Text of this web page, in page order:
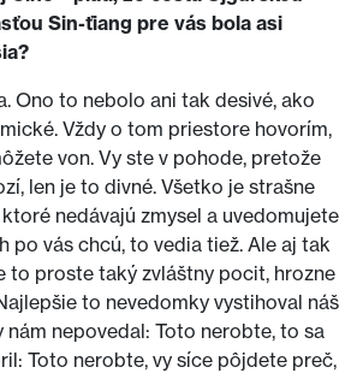
Sin-ťiang pre vás bola asi
Ono to nebolo ani tak desivé, ako
Vždy o tom priestore hovorím,
von. Vy ste v pohode, pretože
len je to divné. Všetko je strašne
nedávajú zmysel a uvedomujete
po vás chcú, to vedia tiež. Ale aj tak
to proste taký zvláštny pocit, hrozne
to nevedomky vystihoval náš
nám nepovedal: Toto nerobte, to sa
Toto nerobte, vy síce pôjdete preč,